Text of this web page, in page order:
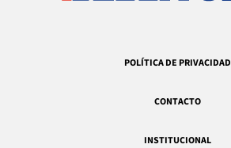
POLÍTICA DE PRIVACIDAD
CONTACTO
INSTITUCIONAL